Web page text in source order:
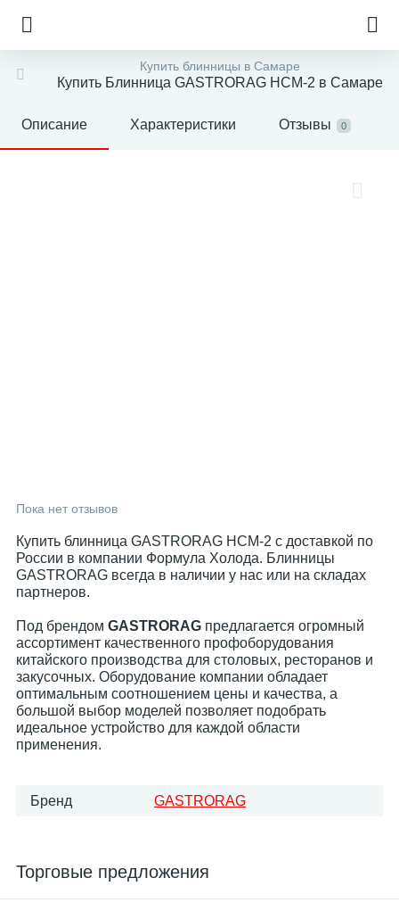
Купить блинницы в Самаре
Купить Блинница GASTRORAG HCM-2 в Самаре
Описание Характеристики Отзывы 0
Пока нет отзывов
Купить блинница GASTRORAG HCM-2 с доставкой по
России в компании Формула Холода. Блинницы
GASTRORAG всегда в наличии у нас или на складах
партнеров.
Под брендом GASTRORAG предлагается огромный
ассортимент качественного профоборудования
китайского производства для столовых, ресторанов и
закусочных. Оборудование компании обладает
оптимальным соотношением цены и качества, а
большой выбор моделей позволяет подобрать
идеальное устройство для каждой области
применения.
Бренд GASTRORAG
Торговые предложения